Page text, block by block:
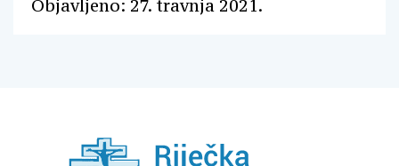
Objavljeno: 27. travnja 2021.